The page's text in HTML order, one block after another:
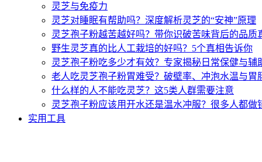
灵芝与免疫力
灵芝对睡眠有帮助吗？深度解析灵芝的“安神”原理
灵芝孢子粉越苦越好吗？带你识破苦味背后的品质
野生灵芝真的比人工栽培的好吗？5个真相告诉你
灵芝孢子粉吃多少才有效？专家揭秘日常保健与辅
老人吃灵芝孢子粉胃难受？破壁率、冲泡水温与胃
什么样的人不能吃灵芝？这5类人群需要注意
灵芝孢子粉应该用开水还是温水冲服？很多人都做
实用工具